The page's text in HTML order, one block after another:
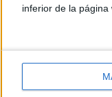
inferior de la página